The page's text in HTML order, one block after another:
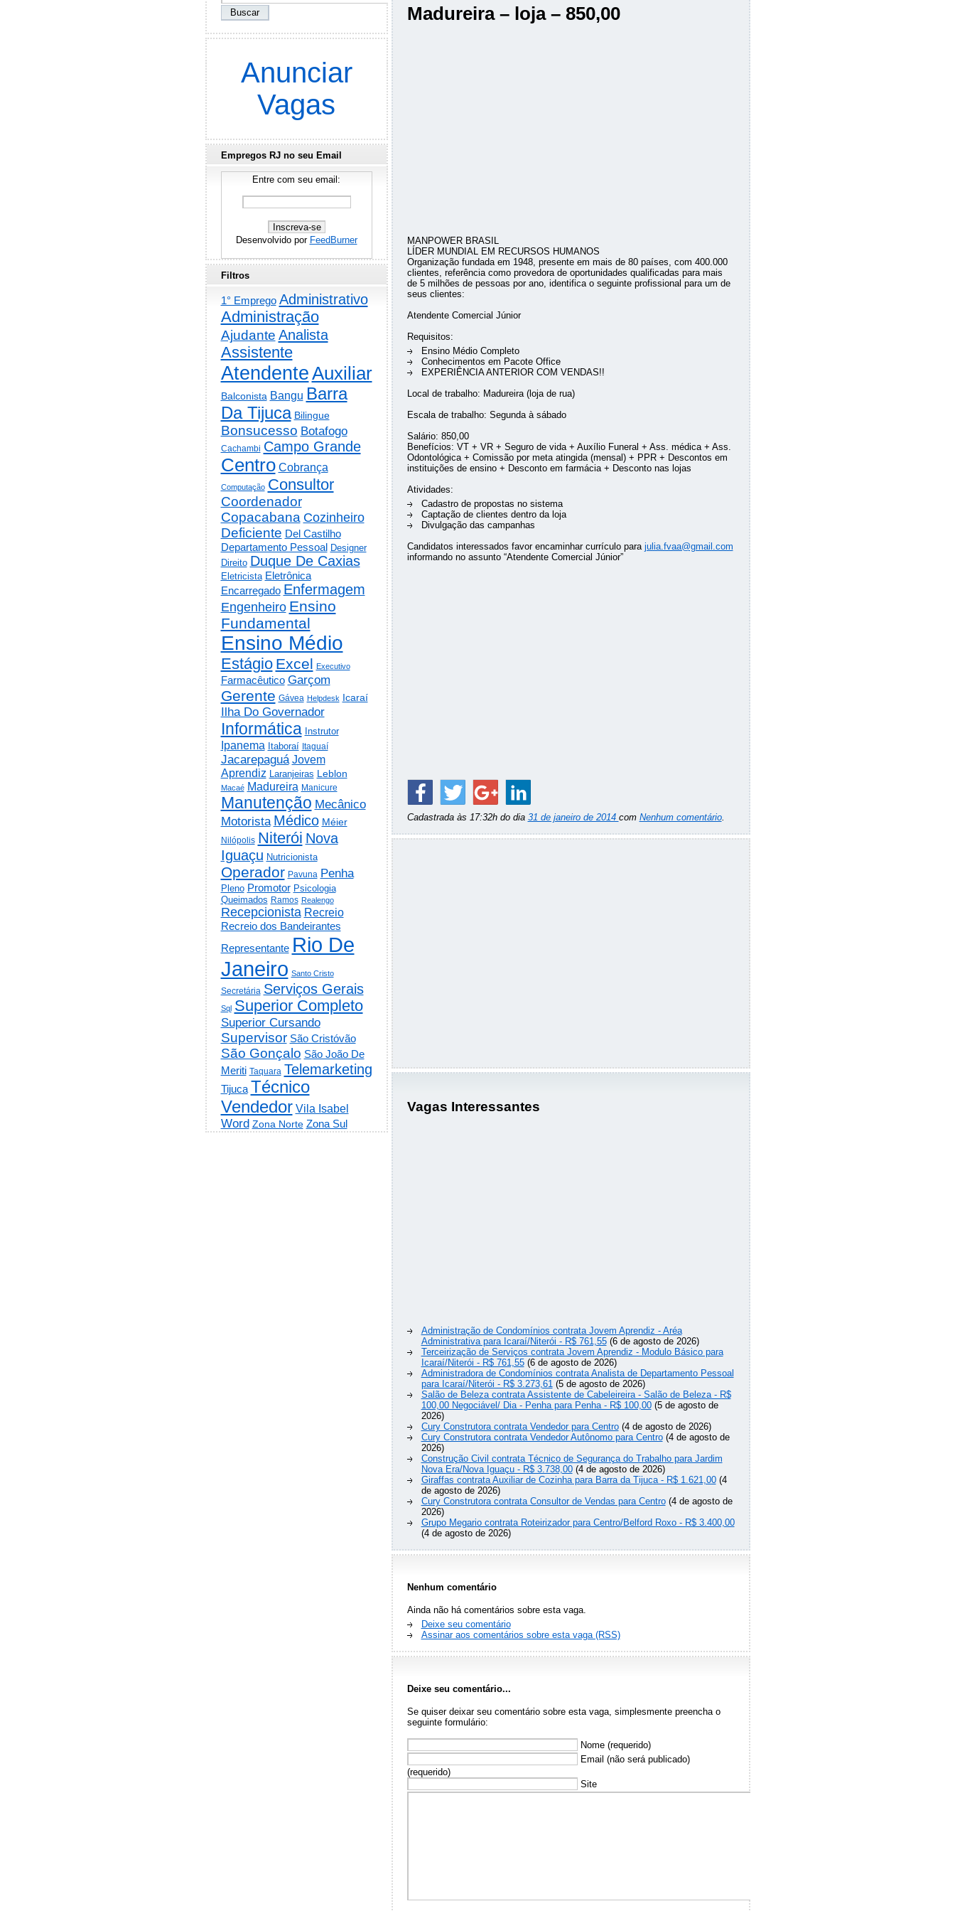
Madureira – loja – 850,00
MANPOWER BRASIL
LÍDER MUNDIAL EM RECURSOS HUMANOS
Organização fundada em 1948, presente em mais de 80 países, com 400.000
clientes, referência como provedora de oportunidades qualificadas para mais
de 5 milhões de pessoas por ano, identifica o seguinte profissional para um de
seus clientes:
Atendente Comercial Júnior
Requisitos:
Ensino Médio Completo
Conhecimentos em Pacote Office
EXPERIÊNCIA ANTERIOR COM VENDAS!!
Local de trabalho: Madureira (loja de rua)
Escala de trabalho: Segunda à sábado
Salário: 850,00
Benefícios: VT + VR + Seguro de vida + Auxílio Funeral + Ass. médica + Ass.
Odontológica + Comissão por meta atingida (mensal) + PPR + Descontos em
instituições de ensino + Desconto em farmácia + Desconto nas lojas
Atividades:
Cadastro de propostas no sistema
Captação de clientes dentro da loja
Divulgação das campanhas
Candidatos interessados favor encaminhar currículo para julia.fvaa@gmail.com
informando no assunto “Atendente Comercial Júnior”
Cadastrada às 17:32h do dia 31 de janeiro de 2014 com Nenhum comentário.
Vagas Interessantes
Administração de Condomínios contrata Jovem Aprendiz - Aréa
Administrativa para Icaraí/Niterói - R$ 761,55(6 de agosto de 2026)
Terceirização de Serviços contrata Jovem Aprendiz - Modulo Básico para
Icaraí/Niterói - R$ 761,55(6 de agosto de 2026)
Administradora de Condomínios contrata Analista de Departamento Pessoal
para Icaraí/Niterói - R$ 3.273,61(5 de agosto de 2026)
Salão de Beleza contrata Assistente de Cabeleireira - Salão de Beleza - R$
100,00 Negociável/ Dia - Penha para Penha - R$ 100,00(5 de agosto de
2026)
Cury Construtora contrata Vendedor para Centro(4 de agosto de 2026)
Cury Construtora contrata Vendedor Autônomo para Centro(4 de agosto de
2026)
Construção Civil contrata Técnico de Segurança do Trabalho para Jardim
Nova Era/Nova Iguaçu - R$ 3.738,00(4 de agosto de 2026)
Giraffas contrata Auxiliar de Cozinha para Barra da Tijuca - R$ 1.621,00(4
de agosto de 2026)
Cury Construtora contrata Consultor de Vendas para Centro(4 de agosto de
2026)
Grupo Megario contrata Roteirizador para Centro/Belford Roxo - R$ 3.400,00
(4 de agosto de 2026)
Nenhum comentário
Ainda não há comentários sobre esta vaga.
Deixe seu comentário
Assinar aos comentários sobre esta vaga (RSS)
Deixe seu comentário...
Se quiser deixar seu comentário sobre esta vaga, simplesmente preencha o
seguinte formulário:
Nome (requerido)
Email (não será publicado)
(requerido)
Site
Anunciar
Vagas
Empregos RJ no seu Email
Entre com seu email:
Desenvolvido por FeedBurner
Filtros
1° Emprego Administrativo
Administração
Ajudante Analista
Assistente
AtendenteAuxiliar
Balconista Bangu Barra
Da Tijuca Bilingue
Bonsucesso Botafogo
Cachambi Campo Grande
Centro Cobrança
Computação Consultor
Coordenador
Copacabana Cozinheiro
Deficiente Del Castilho
Departamento Pessoal Designer
Direito Duque De Caxias
Eletricista Eletrônica
Encarregado Enfermagem
Engenheiro Ensino
Fundamental
Ensino Médio
Estágio Excel Executivo
Farmacêutico Garçom
Gerente Gávea Helpdesk Icaraí
Ilha Do Governador
Informática Instrutor
Ipanema Itaboraí Itaguaí
Jacarepaguá Jovem
Aprendiz
Laranjeiras Leblon
Macaé Madureira Manicure
Manutenção Mecânico
Motorista Médico Méier
Nilópolis Niterói Nova
Iguaçu Nutricionista
Operador Pavuna Penha
Pleno Promotor Psicologia
Queimados Ramos Realengo
Recepcionista Recreio
Recreio dos Bandeirantes
Representante Rio De
Janeiro Santo Cristo
Secretária Serviços Gerais
Sql Superior Completo
Superior Cursando
Supervisor São Cristóvão
São Gonçalo São João De
Meriti Taquara Telemarketing
Tijuca Técnico
Vendedor Vila Isabel
Word Zona Norte Zona Sul